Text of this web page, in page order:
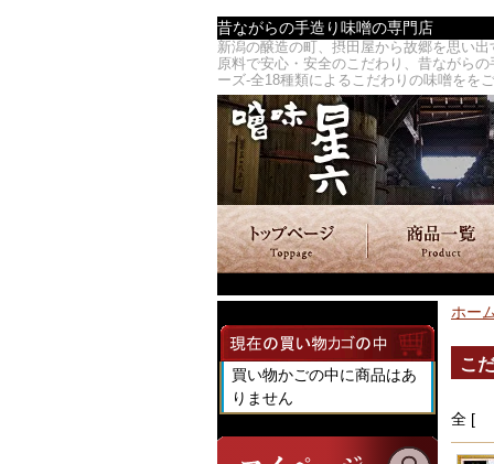
昔ながらの手造り味噌の専門店
新潟の醸造の町、摂田屋から故郷を思い
原料で安心・安全のこだわり、昔ながら
ーズ-全18種類によるこだわりの味噌をを
買い物かごの中に商品はあ
りません
ホー
こ
全 [